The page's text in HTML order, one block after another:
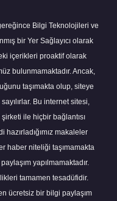
Bilgi Teknolojileri ve
bir Yer Sağlayıcı olarak
içerikleri proaktif olarak
bulunmamaktadır. Ancak,
taşımakta olup, siteye
Bu internet sitesi,
ile hiçbir bağlantısı
hazırladığımız makaleler
haber niteliği taşımamakta
yapılmamaktadır.
tamamen tesadüfidir.
ücretsiz bir bilgi paylaşım